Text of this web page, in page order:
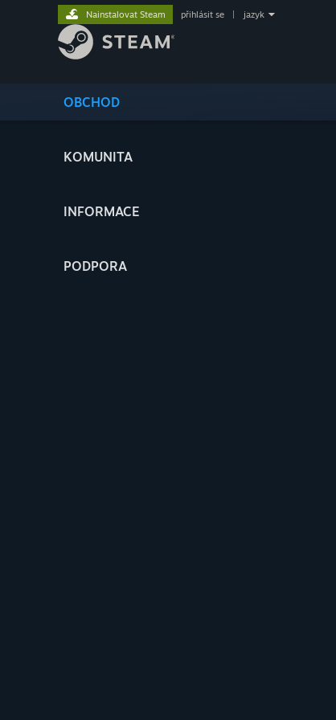
OBCHOD
KOMUNITA
INFORMACE
PODPORA
Nainstalovat Steam přihlásit se jazyk